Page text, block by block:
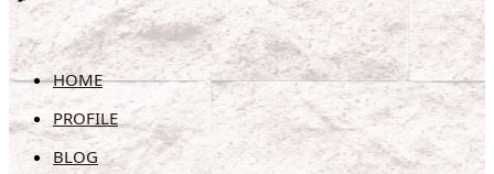
HOME
PROFILE
BLOG